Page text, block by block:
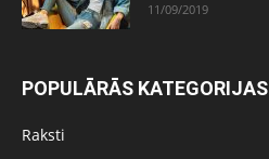
11/09/2019
POPULĀRĀS KATEGORIJAS
Raksti